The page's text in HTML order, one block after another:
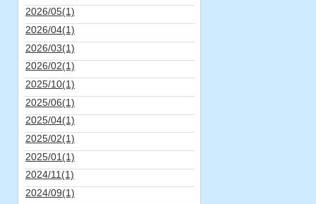
2026/05(1)
2026/04(1)
2026/03(1)
2026/02(1)
2025/10(1)
2025/06(1)
2025/04(1)
2025/02(1)
2025/01(1)
2024/11(1)
2024/09(1)